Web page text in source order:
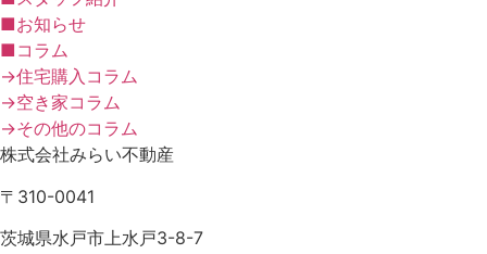
■お知らせ
■コラム
→住宅購入コラム
→空き家コラム
→その他のコラム
株式会社みらい不動産
〒310-0041
茨城県水戸市上水戸3-8-7